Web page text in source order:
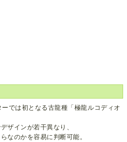
では初となる古龍種「極龍ルコディオ
ザインが若干異なり、
なのかを容易に判断可能。